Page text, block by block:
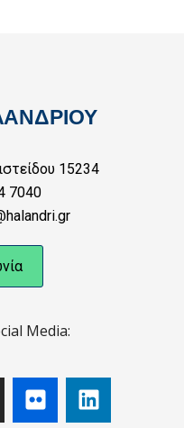
15234
7040
Media: